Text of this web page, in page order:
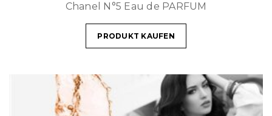
Chanel N°5 Eau de PARFUM
PRODUKT KAUFEN